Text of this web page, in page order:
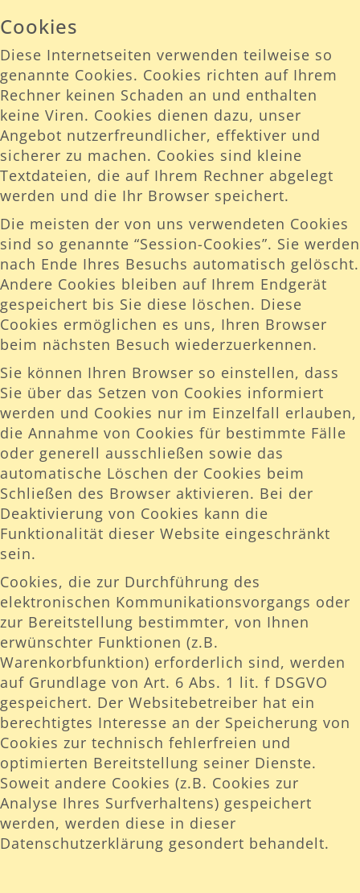
Cookies
Diese Internetseiten verwenden teilweise so
genannte Cookies. Cookies richten auf Ihrem
Rechner keinen Schaden an und enthalten
keine Viren. Cookies dienen dazu, unser
Angebot nutzerfreundlicher, effektiver und
sicherer zu machen. Cookies sind kleine
Textdateien, die auf Ihrem Rechner abgelegt
werden und die Ihr Browser speichert.
Die meisten der von uns verwendeten Cookies
sind so genannte “Session-Cookies”. Sie werden
nach Ende Ihres Besuchs automatisch gelöscht.
Andere Cookies bleiben auf Ihrem Endgerät
gespeichert bis Sie diese löschen. Diese
Cookies ermöglichen es uns, Ihren Browser
beim nächsten Besuch wiederzuerkennen.
Sie können Ihren Browser so einstellen, dass
Sie über das Setzen von Cookies informiert
werden und Cookies nur im Einzelfall erlauben,
die Annahme von Cookies für bestimmte Fälle
oder generell ausschließen sowie das
automatische Löschen der Cookies beim
Schließen des Browser aktivieren. Bei der
Deaktivierung von Cookies kann die
Funktionalität dieser Website eingeschränkt
sein.
Cookies, die zur Durchführung des
elektronischen Kommunikationsvorgangs oder
zur Bereitstellung bestimmter, von Ihnen
erwünschter Funktionen (z.B.
Warenkorbfunktion) erforderlich sind, werden
auf Grundlage von Art. 6 Abs. 1 lit. f DSGVO
gespeichert. Der Websitebetreiber hat ein
berechtigtes Interesse an der Speicherung von
Cookies zur technisch fehlerfreien und
optimierten Bereitstellung seiner Dienste.
Soweit andere Cookies (z.B. Cookies zur
Analyse Ihres Surfverhaltens) gespeichert
werden, werden diese in dieser
Datenschutzerklärung gesondert behandelt.